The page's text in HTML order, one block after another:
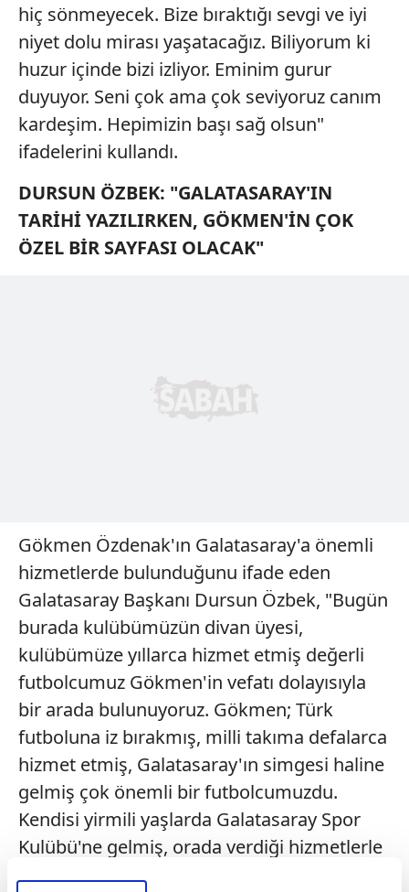
hiç sönmeyecek. Bize bıraktığı sevgi ve iyi
niyet dolu mirası yaşatacağız. Biliyorum ki
huzur içinde bizi izliyor. Eminim gurur
duyuyor. Seni çok ama çok seviyoruz canım
kardeşim. Hepimizin başı sağ olsun"
ifadelerini kullandı.
DURSUN ÖZBEK: "GALATASARAY'IN
TARİHİ YAZILIRKEN, GÖKMEN'İN ÇOK
ÖZEL BİR SAYFASI OLACAK"
Gökmen Özdenak'ın Galatasaray'a önemli
hizmetlerde bulunduğunu ifade eden
Galatasaray Başkanı Dursun Özbek, "Bugün
burada kulübümüzün divan üyesi,
kulübümüze yıllarca hizmet etmiş değerli
futbolcumuz Gökmen'in vefatı dolayısıyla
bir arada bulunuyoruz. Gökmen; Türk
futboluna iz bırakmış, milli takıma defalarca
hizmet etmiş, Galatasaray'ın simgesi haline
gelmiş çok önemli bir futbolcumuzdu.
Kendisi yirmili yaşlarda Galatasaray Spor
Kulübü'ne gelmiş, orada verdiği hizmetlerle
Galatasaray'a büyük katkılar sağlamış bir